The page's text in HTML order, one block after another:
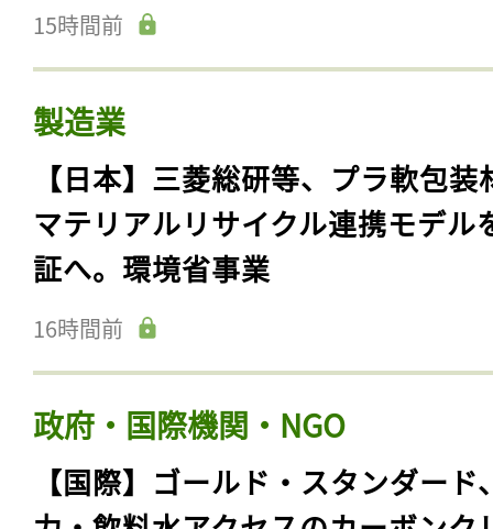
15時間前
製造業
【日本】三菱総研等、プラ軟包装
マテリアルリサイクル連携モデル
証へ。環境省事業
16時間前
政府・国際機関・NGO
【国際】ゴールド・スタンダード